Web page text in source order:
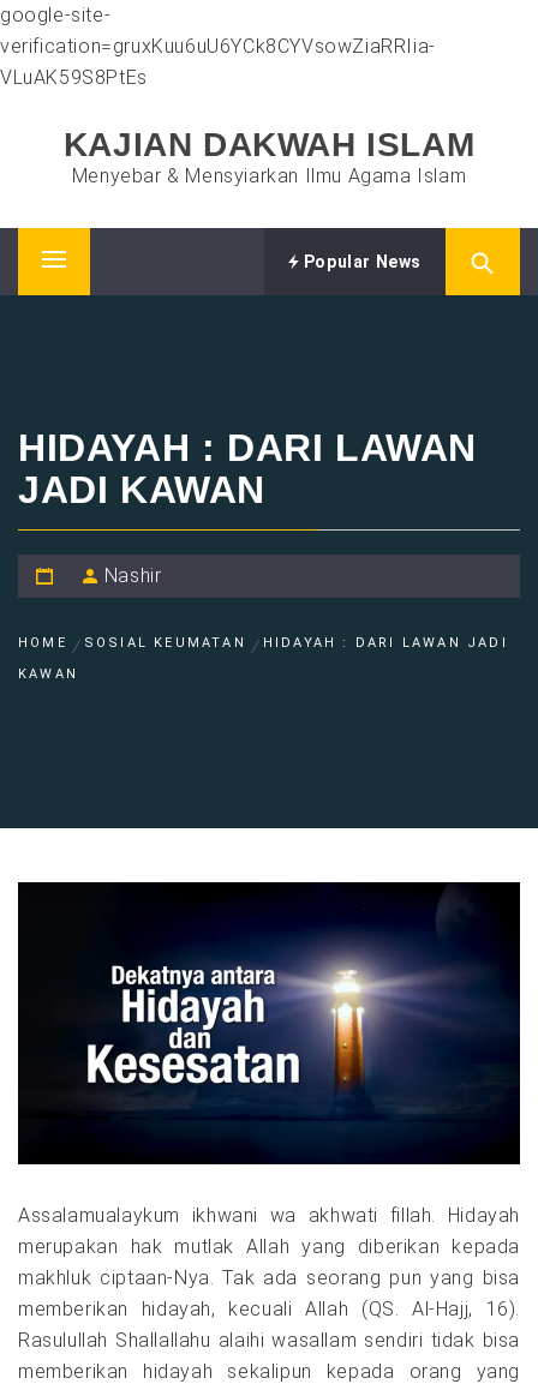
google-site-
verification=gruxKuu6uU6YCk8CYVsowZiaRRIia-
VLuAK59S8PtEs
KAJIAN DAKWAH ISLAM
Menyebar & Mensyiarkan Ilmu Agama Islam
Primary
Popular News
HIDAYAH : DARI LAWAN
JADI KAWAN
Nashir
HOME SOSIAL KEUMATAN
HIDAYAH : DARI LAWAN JADI
KAWAN
Assalamualaykum ikhwani wa akhwati fillah. Hidayah
merupakan hak mutlak Allah yang diberikan kepada
makhluk ciptaan-Nya. Tak ada seorang pun yang bisa
memberikan hidayah, kecuali Allah (QS. Al-Hajj, 16).
Rasulullah Shallallahu alaihi wasallam sendiri tidak bisa
memberikan hidayah sekalipun kepada orang yang